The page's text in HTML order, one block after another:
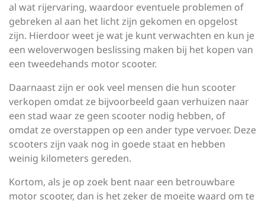
al wat rijervaring, waardoor eventuele problemen of
gebreken al aan het licht zijn gekomen en opgelost
zijn. Hierdoor weet je wat je kunt verwachten en kun je
een weloverwogen beslissing maken bij het kopen van
een tweedehands motor scooter.
Daarnaast zijn er ook veel mensen die hun scooter
verkopen omdat ze bijvoorbeeld gaan verhuizen naar
een stad waar ze geen scooter nodig hebben, of
omdat ze overstappen op een ander type vervoer. Deze
scooters zijn vaak nog in goede staat en hebben
weinig kilometers gereden.
Kortom, als je op zoek bent naar een betrouwbare
motor scooter, dan is het zeker de moeite waard om te